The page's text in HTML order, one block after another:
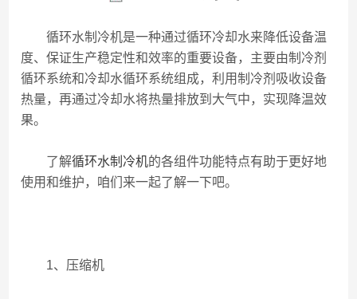
循环水制冷机是一种通过循环冷却水来降低设备温
度、保证生产稳定性和效率的重要设备，主要由制冷剂
循环系统和冷却水循环系统组成，利用制冷剂吸收设备
热量，再通过冷却水将热量排放到大气中，实现降温效
果。
了解循环水制冷机的各组件功能特点有助于更好地
使用和维护，咱们来一起了解一下吧。
1、压缩机